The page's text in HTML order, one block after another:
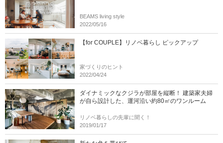
BEAMS living style
2022/05/16
【for COUPLE】リノベ暮らし ピックアップ
家づくりのヒント
2022/04/24
ダイナミックなクジラが部屋を縦断！ 建築家夫婦
が自ら設計した、運河沿い約80㎡のワンルーム
リノベ暮らしの先輩に聞く！
2019/01/17